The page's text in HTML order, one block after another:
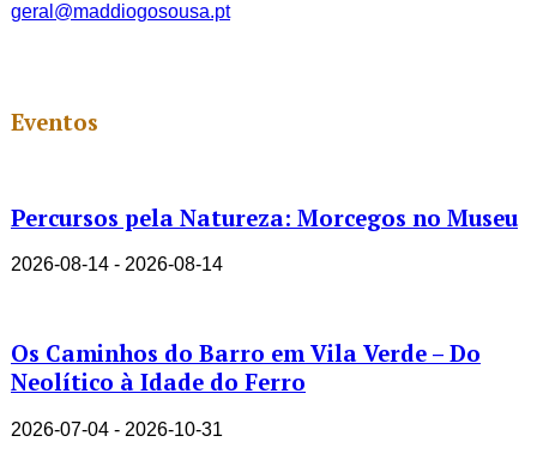
geral@maddiogosousa.pt
Eventos
Percursos pela Natureza: Morcegos no Museu
2026-08-14 - 2026-08-14
Os Caminhos do Barro em Vila Verde – Do
Neolítico à Idade do Ferro
2026-07-04 - 2026-10-31